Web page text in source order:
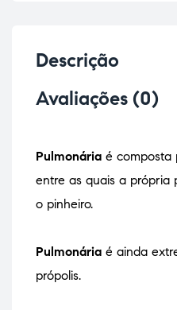
Descrição
Avaliações (0)
Pulmonária é composta
entre as quais a própria
o pinheiro.
Pulmonária é ainda
própolis.